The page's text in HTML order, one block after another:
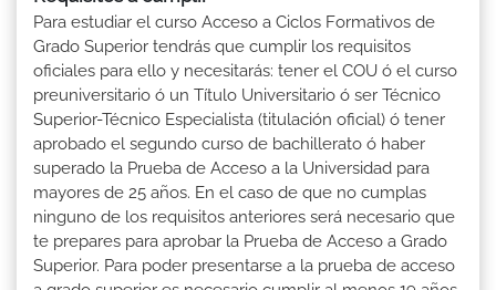
Para estudiar el curso Acceso a Ciclos Formativos de
Grado Superior tendrás que cumplir los requisitos
oficiales para ello y necesitarás: tener el COU ó el curso
preuniversitario ó un Título Universitario ó ser Técnico
Superior-Técnico Especialista (titulación oficial) ó tener
aprobado el segundo curso de bachillerato ó haber
superado la Prueba de Acceso a la Universidad para
mayores de 25 años. En el caso de que no cumplas
ninguno de los requisitos anteriores será necesario que
te prepares para aprobar la Prueba de Acceso a Grado
Superior. Para poder presentarse a la prueba de acceso